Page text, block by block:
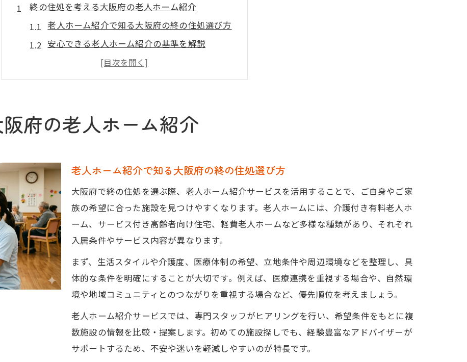
終の住処を考える大阪府の老人ホーム紹介
老人ホーム紹介で知る大阪府の終の住処選び方
安心できる老人ホーム紹介の基準を解説
大阪府内の多様な老人ホーム紹介方法とは
老人ホーム紹介が重要な理由とポイント
失敗しない老人ホーム選びの安心ポイント
老人ホーム紹介で押さえる安心チェック項目
老人ホーム紹介で納得できる選び方の秘訣
老人ホーム紹介と後悔しない選択基準
安心感を得る老人ホーム紹介活用法
柔軟な施設選択で安心老後を叶える方法
老人ホーム紹介で見つかる柔軟な施設選び
将来に備える老人ホーム紹介の活用方法
老人ホーム紹介で叶える安心老後の工夫
変化に強い老人ホーム紹介の選択ポイント
老人ホーム紹介を活かした柔軟な対応力
バリアフリー生活を望む方に最適な選び方
老人ホーム紹介で探せるバリアフリー施設
府の老人ホーム紹介
老人ホーム紹介で知る大阪府の終の住処選び方
大阪府で終の住処を選ぶ際、老人ホーム紹介サービスを活用することで、ご自身やご家
族の希望に合った施設を見つけやすくなります。老人ホームには、介護付き有料老人ホ
ーム、サービス付き高齢者向け住宅、軽費老人ホームなど多様な種類があり、それぞれ
入居条件やサービス内容が異なります。
まず、生活スタイルや介護度、医療体制の希望、立地条件や周辺環境などを整理し、具
体的な条件を明確にすることが大切です。例えば、医療連携を重視する場合や、自然環
境や地域コミュニティとのつながりを重視する場合など、優先順位を考えましょう。
老人ホーム紹介サービスでは、専門スタッフがヒアリングを行い、希望条件をもとに複
数施設の情報を比較・提案します。初めての施設探しでも、経験豊富なアドバイザーが
サポートするため、不安や迷いを軽減しやすいのが特長です。